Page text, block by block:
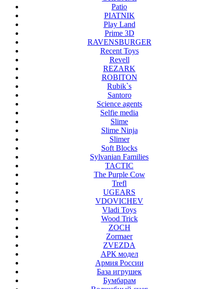
Patio
PIATNIK
Play Land
Prime 3D
RAVENSBURGER
Recent Toys
Revell
REZARK
ROBITON
Rubik`s
Santoro
Science agents
Selfie media
Slime
Slime Ninja
Slimer
Soft Blocks
Sylvanian Families
TACTIC
The Purple Cow
Trefl
UGEARS
VDOVICHEV
Vladi Toys
Wood Trick
ZOCH
Zormaer
ZVEZDA
АРК модел
Армия России
База игрушек
Бумбарам